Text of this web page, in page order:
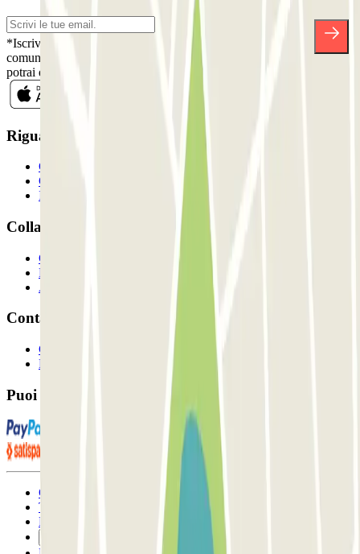
*Iscrivendoti, accetti la nostra Informativa sulla Privacy per ricevere
comunicazioni commerciali da Parclick. Senza alcun impegno,
potrai disiscriverti quando vuoi direttamente dalla stessa newsletter.
Riguardo a Parclcik
Chi siamo
Come funziona?
I Nostri Parcheggi
Collaboriamo?
Collaboratori
Proprietari di parcheggio
Affiliati
Contatto
Contattaci
FAQ
Puoi utilizzare questi metodi di pagamento:
Condizioni contrattuali e di utilizzo
Termini di cancellazione
Politica sui cookies